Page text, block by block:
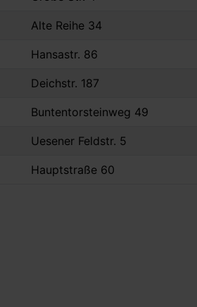
Alte Reihe 34
Hansastr. 86
Deichstr. 187
Buntentorsteinweg 49
Uesener Feldstr. 5
Hauptstraße 60